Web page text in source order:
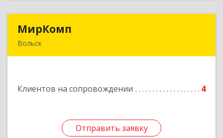
МирКомп
Вольск
Клиентов на сопровождении 4
Отправить заявку
Подробнее
Отправить заявку